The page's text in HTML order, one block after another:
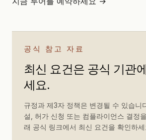
공식 참고 자료
최신 요건은 공식 기관
세요.
규정과 제3자 정책은 변경될 수 있습니
설, 허가 신청 또는 컴플라이언스 결정
래 공식 링크에서 최신 요건을 확인하세